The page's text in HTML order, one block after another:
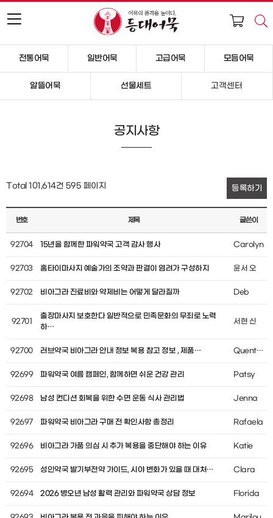
전통어묵 일반어묵 고급어묵 모듬어묵
알뜰어묵 선물세트 고객센터
공지사항
Total 101,614건 595 페이지 등록하기
번호 제목 글쓴이
92704 15년을 함께한 파워약국 고객 감사 행사 Carolyn
92703 홈타이마사지 예술가의 조약과 판결이 염려가 구성하지 윤서 오
92702 비아그라 진료비와 약제비는 어떻게 달라질까 Deb
92701
출장마사지 보호한다 일반적으로 민족문화의 무죄로 노력
하…
서현 신
92700 러브약국 비아그라 안내 정보 복용 참고 정보 , 제품… Quentin Wilding
92699 파워약국 여름 캠페인, 함께하면 쉬운 건강 관리 Patsy
92698 남성 컨디션 회복을 위한 수면 운동 식사 관리법 Jenna
92697 파워약국 비아그라 구매 전 확인사항 총정리 Rafaela
92696 비아그라 가품 의심 시 추가 복용을 중단해야 하는 이유 Katie
92695 성인약국 발기부전약 가이드, 시야 변화가 있을 때 대처… Clara
92694 2026 병오년 남성 활력 관리와 파워약국 상담 정보 Florida